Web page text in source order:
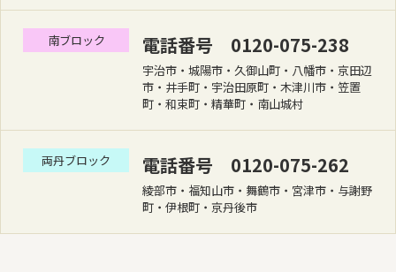
南ブロック 電話番号 0120-075-238
宇治市・城陽市・久御山町・八幡市・京田辺
市・井手町・宇治田原町・木津川市・笠置
町・和束町・精華町・南山城村
両丹ブロック 電話番号 0120-075-262
綾部市・福知山市・舞鶴市・宮津市・与謝野
町・伊根町・京丹後市